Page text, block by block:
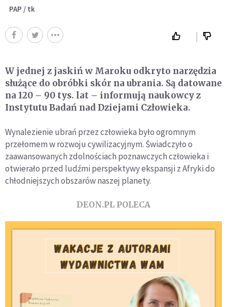
PAP / tk
W jednej z jaskiń w Maroku odkryto narzędzia
służące do obróbki skór na ubrania. Są datowane
na 120 – 90 tys. lat – informują naukowcy z
Instytutu Badań nad Dziejami Człowieka.
Wynalezienie ubrań przez człowieka było ogromnym
przełomem w rozwoju cywilizacyjnym. Świadczyło o
zaawansowanych zdolnościach poznawczych człowieka i
otwierało przed ludźmi perspektywy ekspansji z Afryki do
chłodniejszych obszarów naszej planety.
DEON.PL POLECA